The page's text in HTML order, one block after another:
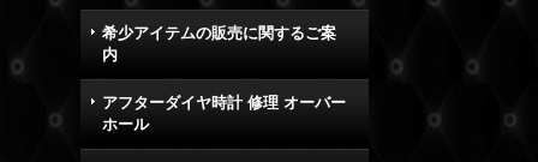
希少アイテムの販売に関するご案
内
アフターダイヤ時計 修理 オーバー
ホール